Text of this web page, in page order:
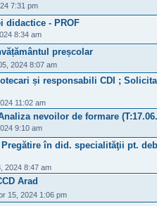
7:31 pm
didactice - PROF
8:34 am
preșcolar
2024 8:07 am
și responsabili CDI ;
11:02 am
nevoilor de formare
9:10 am
Pregătire în did. specialităţii pt.
2024 8:47 am
Arad
15, 2024 1:06 pm